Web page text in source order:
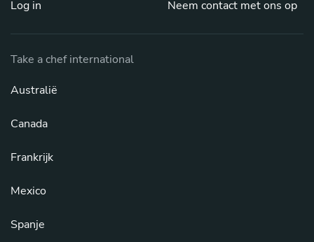
Log in Neem contact met ons op
Take a chef international
Australië
Canada
Frankrijk
Mexico
Spanje